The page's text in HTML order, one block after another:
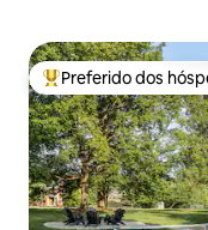
Entre os melhores
Preferido dos